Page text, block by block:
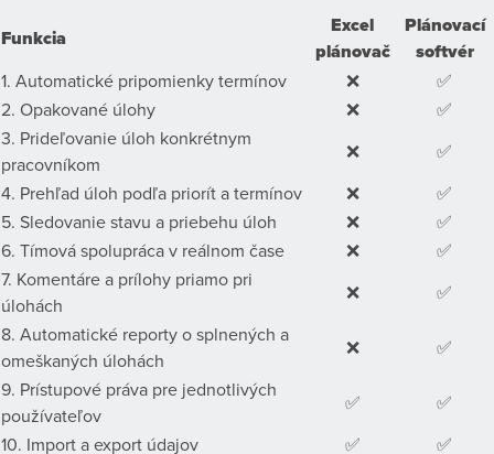
Funkcia
Excel
plánovač
Plánovací
softvér
1. Automatické pripomienky termínov ❌
✅
2. Opakované úlohy
❌
✅
3. Prideľovanie úloh konkrétnym
pracovníkom
❌
✅
4. Prehľad úloh podľa priorít a termínov
❌
✅
5. Sledovanie stavu a priebehu úloh
❌
✅
6. Tímová spolupráca v reálnom čase
❌
✅
7. Komentáre a prílohy priamo pri
úlohách
❌
✅
8. Automatické reporty o splnených a
omeškaných úlohách
❌
✅
9. Prístupové práva pre jednotlivých
používateľov
✅
✅
10. Import a export údajov
✅ ✅